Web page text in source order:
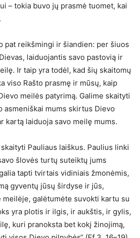
– tokia buvo jų prasmė tuomet, kai
pat reikšmingi ir šiandien: per šiuos
laiduojantis savo pastovią ir
Ir taip yra todėl, kad šių skaitomų
viso Rašto prasmę ir mūsų, kaip
meilės patyrimą. Galime skaityti
asmeniškai mums skirtus Dievo
kartą laiduoja savo meilę mums.
Pauliaus laiškus. Paulius linki
šlovės turtų suteiktų jums
tapti tvirtais vidiniais žmonėmis,
gyventų jūsų širdyse ir jūs,
galėtumėte suvokti kartu su
yra plotis ir ilgis, ir aukštis, ir gylis,
kuri pranoksta bet kokį žinojimą,